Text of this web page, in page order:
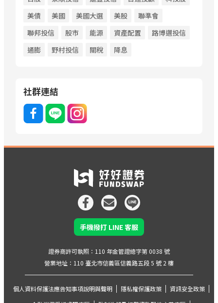
美債
美國 美國大選 美股
聯準會
聯邦投信
股市 能源 資產配置
路博邁投信
通膨
野村投信 關稅 降息
社群連結
手機撥打 LINE 客服
證券商許可執照：110 年金管證總字第 0038 號
個人資料保護法應告知事項說明與聲明 隱私權保護政策
資訊安全政策
營業地址：110 臺北市信義區信義路五段 5 號 2 樓